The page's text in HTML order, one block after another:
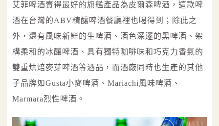
艾菲啤酒賣得最好的旗艦產品為皮爾森啤酒，這款啤
酒在台灣的ABV精釀啤酒餐廳裡也喝得到；除此之
外，還有風味新鮮的生啤酒、酒色深邃的黑啤酒、架
構柔和的冰釀啤酒、具有獨特咖啡味和巧克力香氣的
雙重烘焙麥芽啤酒等酒品，而酒廠同時也生產的其他
子品牌如Gusta小麥啤酒、Mariachi風味啤酒、
Marmara烈性啤酒。